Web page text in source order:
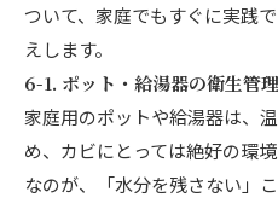
ついて、家庭でもすぐに実践
えします。
6-1. ポット・給湯器の衛生管
家庭用のポットや給湯器は、
め、カビにとっては絶好の環
なのが、「水分を残さない」